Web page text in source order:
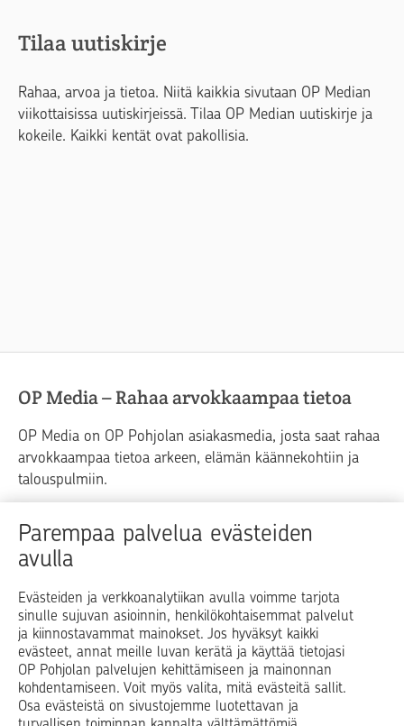
Parempaa palvelua evästeiden
avulla
Evästeiden ja verkkoanalytiikan avulla voimme tarjota
sinulle sujuvan asioinnin, henkilökohtaisemmat palvelut
ja kiinnostavammat mainokset. Jos hyväksyt kaikki
evästeet, annat meille luvan kerätä ja käyttää tietojasi
OP Pohjolan palvelujen kehittämiseen ja mainonnan
kohdentamiseen. Voit myös valita, mitä evästeitä sallit.
Osa evästeistä on sivustojemme luotettavan ja
Tilaa uutiskirje
Rahaa, arvoa ja tietoa. Niitä kaikkia sivutaan OP Median
viikottaisissa uutiskirjeissä. Tilaa OP Median uutiskirje ja
kokeile. Kaikki kentät ovat pakollisia.
OP Media – Rahaa arvokkaampaa tietoa
OP Media on OP Pohjolan asiakasmedia, josta saat rahaa
arvokkaampaa tietoa arkeen, elämän käännekohtiin ja
talouspulmiin.
Raha Elämä
Yrityselämä
Blogit ja puheenvuorot
Op.fi OP Koti Pohjola Vahinkoapu
Facebook
X LinkedInInstagram